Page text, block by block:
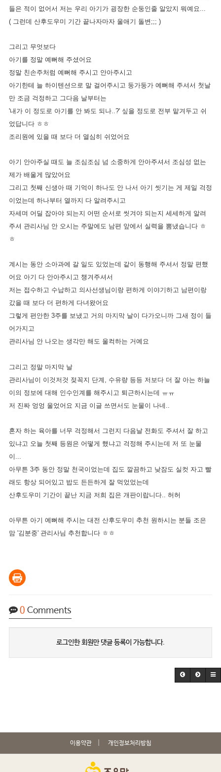
들은 적이 없어서 저는 우리 아기가 굉장한 순둥인줄 알았지 뭐예요...
( 그런데 산후도우미 기간 끝나자마자 울애기 돌변;;; )
그리고 무엇보다
아기를 정말 예뻐해 주셨어요
정말 친손주처럼 예뻐해 주시고 안아주시고
아기한테 늘 하이텐션으로 말 걸어주시고 둥가둥가 예뻐해 주셔서 첫날
만 조금 걱정하고 그다음 날부터는
'내가 이 정도로 아기를 안 봐도 되나..?' 싶을 정도로 전부 맡겨두고 쉬
었답니다 ㅎㅎ
조리원에 있을 때 보다 더 열심히 쉬었어요
아기 안아주실 때도 늘 조심조심 넘 소중하게 안아주셔서 조심성 없는
제가 배울게 많았어요
그리고 첫째 신생아 때 기억이 하나도 안 나서 아기 씻기는 게 제일 걱정
이었는데 하나부터 열까지 다 알려주시고
자세며 어딜 잡아야 되는지 어떤 순서로 씻겨야 되는지 세세하게 알려
주셔 관리사님 안 오시는 주말에도 남편 앞에서 실력을 뽐냈습니다 ㅎ
ㅎ
계시는 동안 소아과에 갈 일도 있었는데 같이 동행해 주셔서 정말 편했
어요 아기 다 안아주시고 챙겨주셔서
저는 접수하고 수납하고 의사선생님이랑 편하게 이야기하고 남편이랑
갔을 때 보다 더 편하게 다녀왔어요
그렇게 편안한 3주를 보냈고 거의 마지막 날이 다가오니까 그새 정이 들
어가지고
관리사님 안 나오는 생각만 해도 울컥하는 거예요
그리고 정말 마지막 날
관리사님이 이것저것 젖꼭지 단계, 수유량 등등 저보다 더 잘 아는 하늘
이의 정보에 대해 인수인계를 해주시고 퇴근하시는데 ㅠㅠ
저 진짜 엉엉 울었어요 지금 이글 쓰면서도 눈물이 나네..
혼자 하는 육아를 너무 걱정해서 그런지 다음날 전화도 주셔서 잘 하고
있냐고 오늘 첫째 등원은 어떻게 했냐고 걱정해 주시는데 저 또 눈물
이...
아무튼 3주 동안 정말 천국이었는데 집도 깔끔하고 낮잠도 실컷 자고 빨
래도 항상 되어있고 밥도 든든하게 잘 먹었었는데
산후도우미 기간이 끝난 지금 저희 집은 개판이랍니다.. 허허
아무튼 아기 예뻐해 주시는 대전 산후도우미 추천 원하시는 분들 조은
맘 '김분중' 관리사님 추천합니다 ㅎㅎ
0 Comments
로그인한 회원만 댓글 등록이 가능합니다.
이용약관 개인정보처리방침